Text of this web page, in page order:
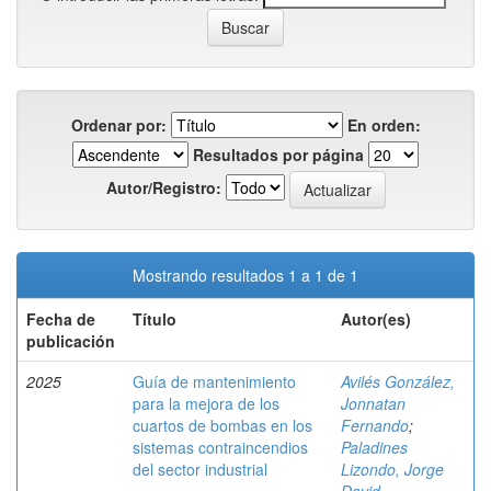
Ordenar por:
En orden:
Resultados por página
Autor/Registro:
Mostrando resultados 1 a 1 de 1
Fecha de
publicación
Título Autor(es)
2025
Guía de mantenimiento
para la mejora de los
cuartos de bombas en los
sistemas contraincendios
del sector industrial
Avilés González,
Jonnatan
Fernando;
Paladines
Lizondo, Jorge